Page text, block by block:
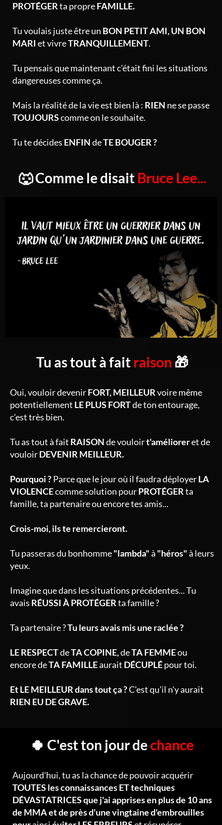
PROTÉGERta propreFAMILLE.
Tu voulais juste être un BON PETIT AMI, UN BON
MARI et vivreTRANQUILLEMENT.
Tu pensais que maintenant c'était fini les situations
dangereuses comme ça.
Mais la réalité de la vie est bien là : RIEN ne se passe
TOUJOURScomme on le souhaite.
Tu te décides ENFINdeTE BOUGER ?
🐺 Comme le disait Bruce Lee...
Tu as tout à fait raison 🎁
Oui, vouloir devenirFORT, MEILLEURvoire même
potentiellement LE PLUS FORTde ton entourage,
c'est très bien.
Tu as tout à fait RAISONde vouloirt'amélioreret de
vouloirDEVENIR MEILLEUR.
Pourquoi ?Parce que le jour où il faudra déployerLA
VIOLENCEcomme solution pourPROTÉGERta
famille, ta partenaire ou encore tes amis...
Crois-moi, ils te remercieront.
Tu passeras du bonhomme"lambda"à "héros"à leurs
yeux.
Imagine que dans les situations précédentes... Tu
avais RÉUSSI À PROTÉGERta famille ?
Ta partenaire ?Tu leurs avais mis une raclée ?
LE RESPECTdeTA COPINE,deTA FEMMEou
encore deTA FAMILLEaurait DÉCUPLÉpour toi.
Et LE MEILLEUR dans tout ça ?C'est qu'il n'y aurait
RIEN EU DE GRAVE.
🍀 C'est ton jour dechance
Aujourd'hui, tu as la chance de pouvoir acquérir
TOUTES les connaissances ET techniques
DÉVASTATRICES que j'ai apprises en plus de 10 ans
de MMA et de près d'une vingtaine d'embrouilles